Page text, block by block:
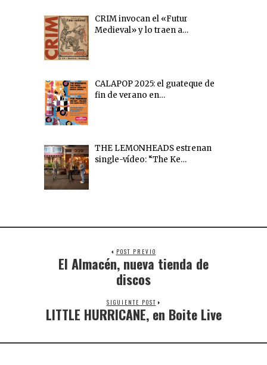
CRIM invocan el «Futur
Medieval» y lo traen a…
CALAPOP 2025: el guateque de
fin de verano en…
THE LEMONHEADS estrenan
single-vídeo: “The Ke…
POST PREVIO
El Almacén, nueva tienda de
discos
SIGUIENTE POST
LITTLE HURRICANE, en Boite Live